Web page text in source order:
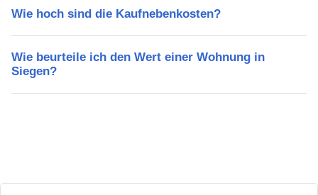
Wie hoch sind die Kaufnebenkosten?
Wie beurteile ich den Wert einer Wohnung in
Siegen?